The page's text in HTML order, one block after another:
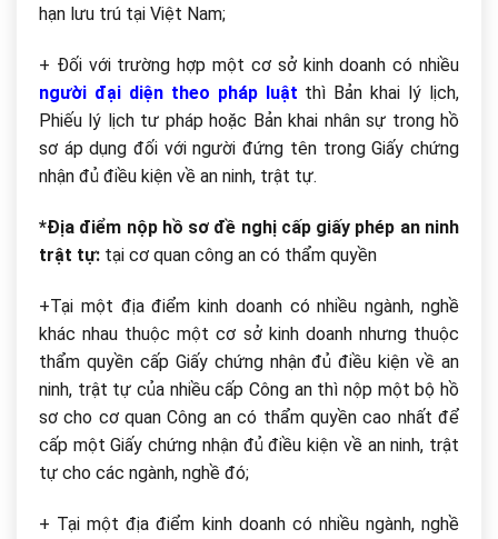
hạn lưu trú tại Việt Nam;
+ Đối với trường hợp một cơ sở kinh doanh có nhiều
người đại diện theo pháp luật thì Bản khai lý lịch,
Phiếu lý lịch tư pháp hoặc Bản khai nhân sự trong hồ
sơ áp dụng đối với người đứng tên trong Giấy chứng
nhận đủ điều kiện về an ninh, trật tự.
*Địa điểm nộp hồ sơ đề nghị cấp giấy phép an ninh
trật tự: tại cơ quan công an có thẩm quyền
+Tại một địa điểm kinh doanh có nhiều ngành, nghề
khác nhau thuộc một cơ sở kinh doanh nhưng thuộc
thẩm quyền cấp Giấy chứng nhận đủ điều kiện về an
ninh, trật tự của nhiều cấp Công an thì nộp một bộ hồ
sơ cho cơ quan Công an có thẩm quyền cao nhất để
cấp một Giấy chứng nhận đủ điều kiện về an ninh, trật
tự cho các ngành, nghề đó;
+ Tại một địa điểm kinh doanh có nhiều ngành, nghề